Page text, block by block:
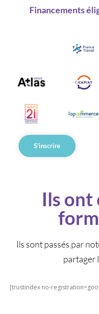
Financements
S'inscrire
Ils ont
Ils sont passés par
partager
[trustindex no-